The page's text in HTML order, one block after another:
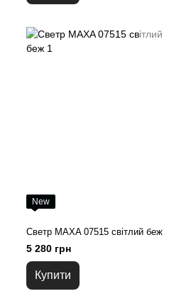
New
Светр MAXA 07515 світлий беж
5 280 грн
Купити